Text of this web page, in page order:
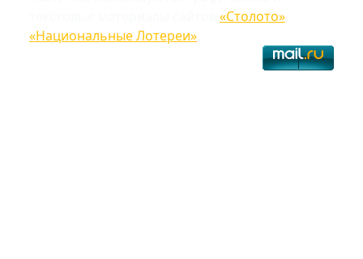
«Столото»
«Национальные Лотереи»